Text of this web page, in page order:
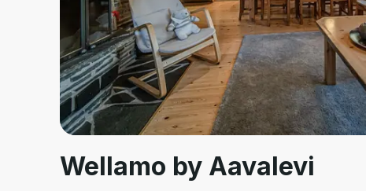
Wellamo by Aavalevi